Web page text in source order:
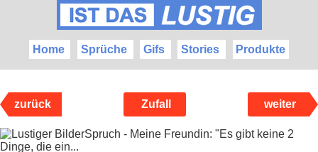
Home Sprüche Gifs Stories Produkte
zurück Zufall weiter